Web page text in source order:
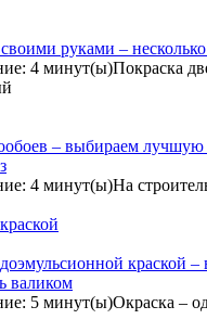
руками –
4 минут(ы)Покраска
– выбираем лучшую
4 минут(ы)На
краской
валиком
5 минут(ы)Окраска –